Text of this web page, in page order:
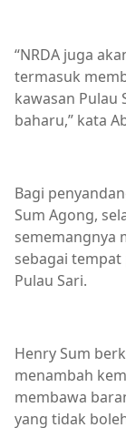
“NRDA juga
termasuk
kawasan Pulau
baharu,” kata
Bagi
Sum Agong,
sememangnya
sebagai
Pulau Sari.
Henry Sum
menambah
membawa
yang tidak